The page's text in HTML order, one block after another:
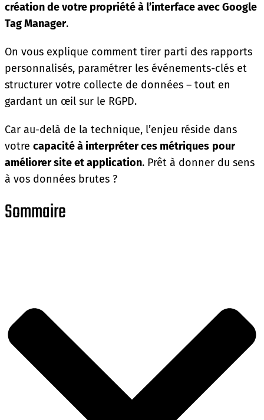
création de votre propriété à l’interface avec Google
Tag Manager.
On vous explique comment tirer parti des rapports
personnalisés, paramétrer les événements-clés et
structurer votre collecte de données – tout en
gardant un œil sur le RGPD.
Car au-delà de la technique, l’enjeu réside dans
votre capacité à interpréter ces métriques pour
améliorer site et application. Prêt à donner du sens
à vos données brutes ?
Sommaire